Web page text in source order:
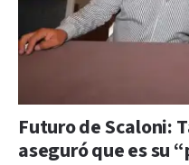
Futuro de Scaloni:
aseguró que es su